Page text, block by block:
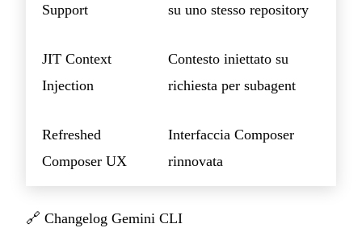
Support
su uno stesso repository
JIT Context
Injection
Contesto iniettato su
richiesta per subagent
Refreshed
Composer UX
Interfaccia Composer
rinnovata
🔗 Changelog Gemini CLI